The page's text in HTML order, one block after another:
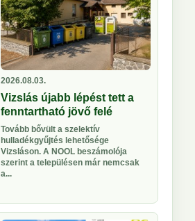
2026.08.03.
Vizslás újabb lépést tett a
fenntartható jövő felé
Tovább bővült a szelektív
hulladékgyűjtés lehetősége
Vizsláson. A NOOL beszámolója
szerint a településen már nemcsak
a...